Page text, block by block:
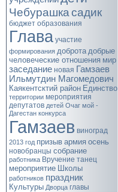
Чебурашкасадик
бюджет образования
Глава участие
формирования доброта добрые
человеческие отношения мир
заседание новая Гамзаев
Ильмутдин Магомедович
Каякентсктий район Единство
территории мероприятия
депутатов детей Очаг мой -
Дагестан конкурса
Гамзаев виноград
2013 год призыв армия осень
новобранцы собрание
работника Вручение танец
мероприятие Школы
работников праздник
Культуры Дворца главы